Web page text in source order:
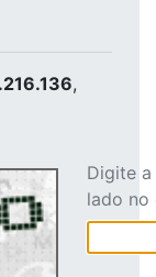
,
Digite
lado no